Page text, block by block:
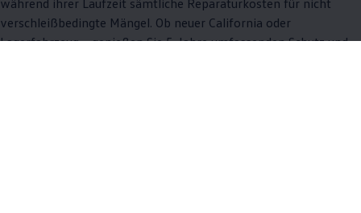
verschleißbedingte Mängel. Ob neuer California oder
Lagerfahrzeug – genießen Sie 5 Jahre umfassenden Schutz und